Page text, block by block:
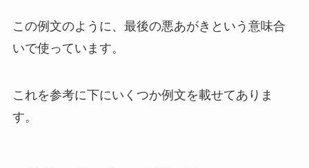
この例文のように、最後の悪あがきという意味合
いで使っています。
これを参考に下にいくつか例文を載せてありま
す。